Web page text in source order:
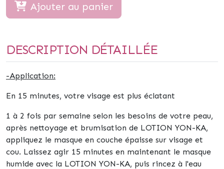
Ajouter au panier
DESCRIPTION DÉTAILLÉE
-Application:
En 15 minutes, votre visage est plus éclatant
1 à 2 fois par semaine selon les besoins de votre peau,
après nettoyage et brumisation de LOTION YON-KA,
appliquez le masque en couche épaisse sur visage et
cou. Laissez agir 15 minutes en maintenant le masque
humide avec la LOTION YON-KA, puis rincez à l'eau